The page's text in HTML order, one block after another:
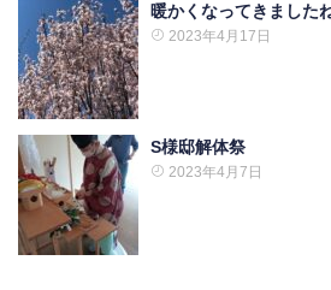
暖かくなってきました
2023年4月17日
S様邸解体祭
2023年4月7日